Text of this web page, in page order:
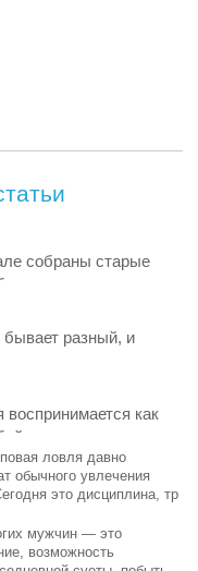
собраны старые
и современные
разный, и
[..]
воспринимается как
разумеющееся, но
рыбаки
ловля давно
обычного увлечения
это дисциплина, тр
мужчин — это
возможность